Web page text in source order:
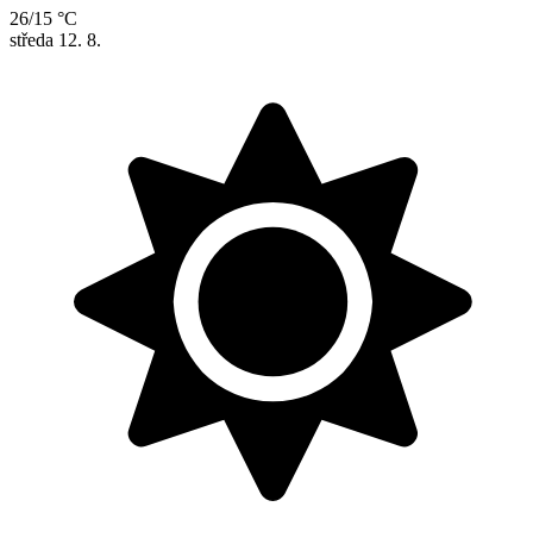
26/15 °C
středa 12. 8.